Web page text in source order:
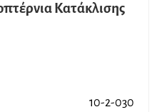
Κατάκλισης
10-2-030